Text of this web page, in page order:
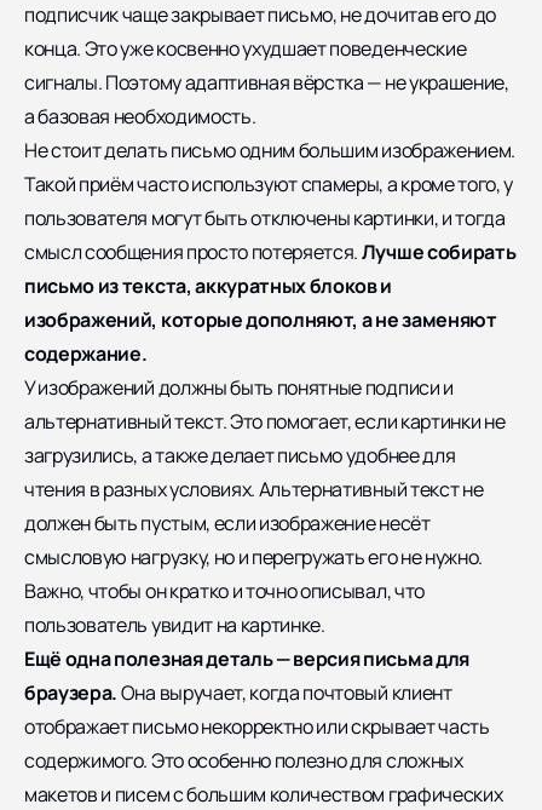
подписчик чаще закрывает письмо, не дочитав его до
конца. Это уже косвенно ухудшает поведенческие
сигналы. Поэтому адаптивная вёрстка — не украшение,
а базовая необходимость.
Не стоит делать письмо одним большим изображением.
Такой приём часто используют спамеры, а кроме того, у
пользователя могут быть отключены картинки, и тогда
смысл сообщения просто потеряется.Лучше собирать
письмо из текста, аккуратных блоков и
изображений, которые дополняют, а не заменяют
содержание.
У изображений должны быть понятные подписи и
альтернативный текст. Это помогает, если картинки не
загрузились, а также делает письмо удобнее для
чтения в разных условиях. Альтернативный текст не
должен быть пустым, если изображение несёт
смысловую нагрузку, но и перегружать его не нужно.
Важно, чтобы он кратко и точно описывал, что
пользователь увидит на картинке.
Ещё одна полезная деталь — версия письма для
браузера.Она выручает, когда почтовый клиент
отображает письмо некорректно или скрывает часть
содержимого. Это особенно полезно для сложных
макетов и писем с большим количеством графических